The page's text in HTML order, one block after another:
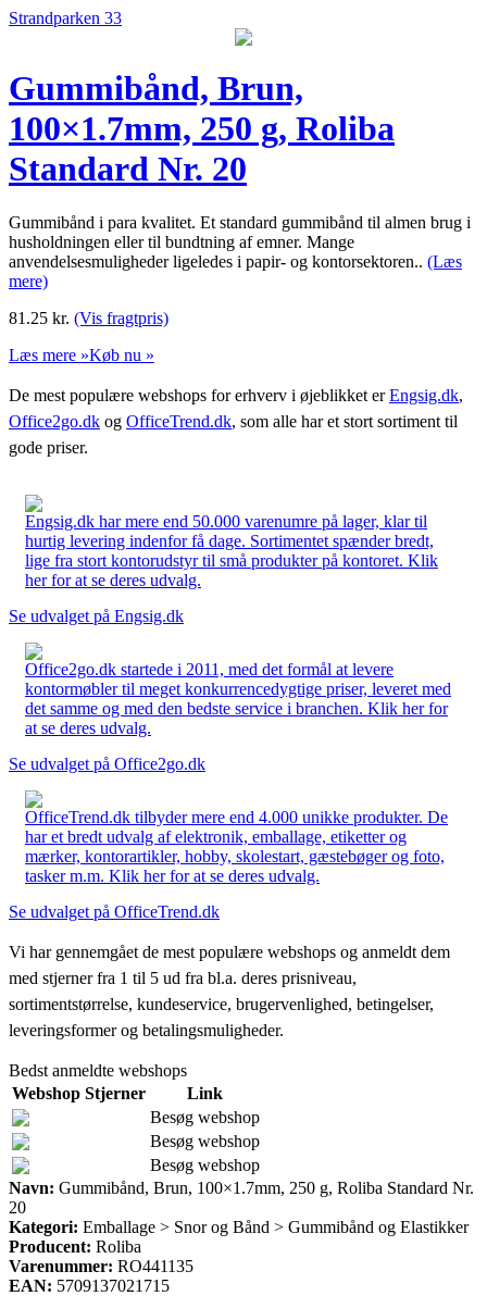
Strandparken 33
Gummibånd, Brun,
100×1.7mm, 250 g, Roliba
Standard Nr. 20
Gummibånd i para kvalitet. Et standard gummibånd til almen brug i
husholdningen eller til bundtning af emner. Mange
anvendelsesmuligheder ligeledes i papir- og kontorsektoren.. (Læs
mere)
81.25 kr. (Vis fragtpris)
Læs mere »Køb nu »
De mest populære webshops for erhverv i øjeblikket erEngsig.dk,
Office2go.dk og OfficeTrend.dk, som alle har et stort sortiment til
gode priser.
Engsig.dk har mere end 50.000 varenumre på lager, klar til
hurtig levering indenfor få dage. Sortimentet spænder bredt,
lige fra stort kontorudstyr til små produkter på kontoret. Klik
her for at se deres udvalg.
Se udvalget på Engsig.dk
Office2go.dk startede i 2011, med det formål at levere
kontormøbler til meget konkurrencedygtige priser, leveret med
det samme og med den bedste service i branchen. Klik her for
at se deres udvalg.
Se udvalget på Office2go.dk
OfficeTrend.dk tilbyder mere end 4.000 unikke produkter. De
har et bredt udvalg af elektronik, emballage, etiketter og
mærker, kontorartikler, hobby, skolestart, gæstebøger og foto,
tasker m.m. Klik her for at se deres udvalg.
Se udvalget på OfficeTrend.dk
Vi har gennemgået de mest populære webshops og anmeldt dem
med stjerner fra 1 til 5 ud fra bl.a. deres prisniveau,
sortimentstørrelse, kundeservice, brugervenlighed, betingelser,
leveringsformer og betalingsmuligheder.
Bedst anmeldte webshops
Webshop Stjerner
Link
Besøg webshop
Besøg webshop
Besøg webshop
Navn: Gummibånd, Brun, 100×1.7mm, 250 g, Roliba Standard Nr.
20
Kategori: Emballage > Snor og Bånd > Gummibånd og Elastikker
Producent: Roliba
Varenummer: RO441135
EAN: 5709137021715